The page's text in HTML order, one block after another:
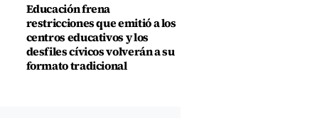
Educación frena
restricciones que emitió a los
centros educativos y los
desfiles cívicos volverán a su
formato tradicional